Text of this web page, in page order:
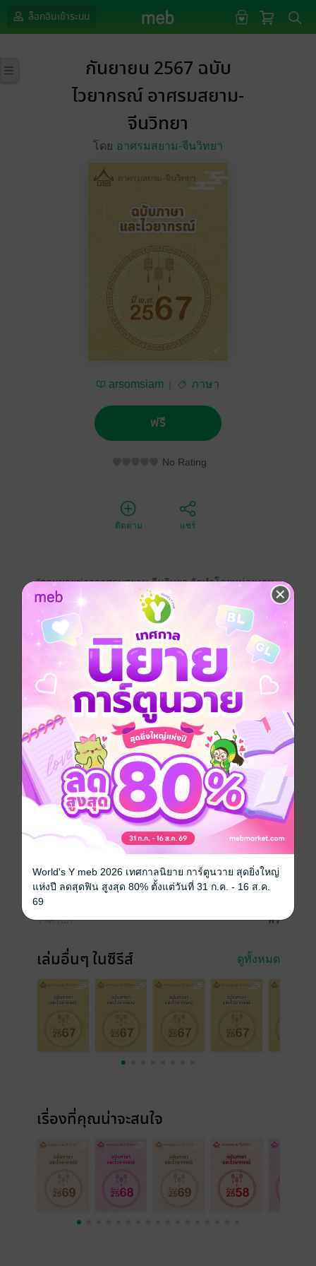
ล็อกอินเข้าระบบ
กันยายน 2567 ฉบับ
ไวยากรณ์ อาศรมสยาม-
จีนวิทยา
โดย อาศรมสยาม-จีนวิทยา
arsomsiam ภาษา
ฟรี
No Rating
ติดตาม แชร์
"จดหมายข่าวอาศรมสยาม-จีนวิทยา จัดทำโดยหน่วยงาน
อาศรมสยาม-จีนวิทยา ซึ่งอยู่ภายใต้ สมาคมปัญญาภิวัฒน์
บริษัท ซีพี ออลล์ จำกัด (มหาชน) มุ่งนำเสนอสาระความรู้
ด้านจีนศึกษา รวมทั้งความคิดปรัชญา ภาษา
ประวัติศาสตร์ และศิลปวัฒนธรรมในแขนงต่างๆ เป็นดั่ง
สื่อกลางในการเผยแพร่ข้อมูลที่ผ่านการค้นคว้าและ
รวบรวมมาอย่างดี เพื่อให้ผู้อ่านได้รับความรู้ที่ถูกต้องและ
เป็นประโยชน์
จดหมายข่าวฉบับนี้ถือเป็นกลไกสำคัญในการส่งเสริม
ความเข้าใจอันลึกซึ้งเกี่ยวกับจีน และเปิดมุมมองใหม่ๆ ให้
แก่ผู้อ่าน "
ภาษาจีน
ซีรีส์
จดหมายข่าว อาศรมสยาม-จีนวิทยา ฉบับไวยากรณ์ 2567
ประเภทไฟล์
pdf
วันที่วางขาย 21 มิถุนายน 2568
ความยาว 5 หน้า
ราคาปก ฟรี
เล่มอื่นๆ ในซีรีส์ ดูทั้งหมด
เรื่องที่คุณน่าจะสนใจ
World's Y meb 2026 เทศกาลนิยาย การ์ตูนวาย สุดยิ่งใหญ่
แห่งปี ลดสุดฟิน สูงสุด 80% ตั้งแต่วันที่ 31 ก.ค. - 16 ส.ค.
69